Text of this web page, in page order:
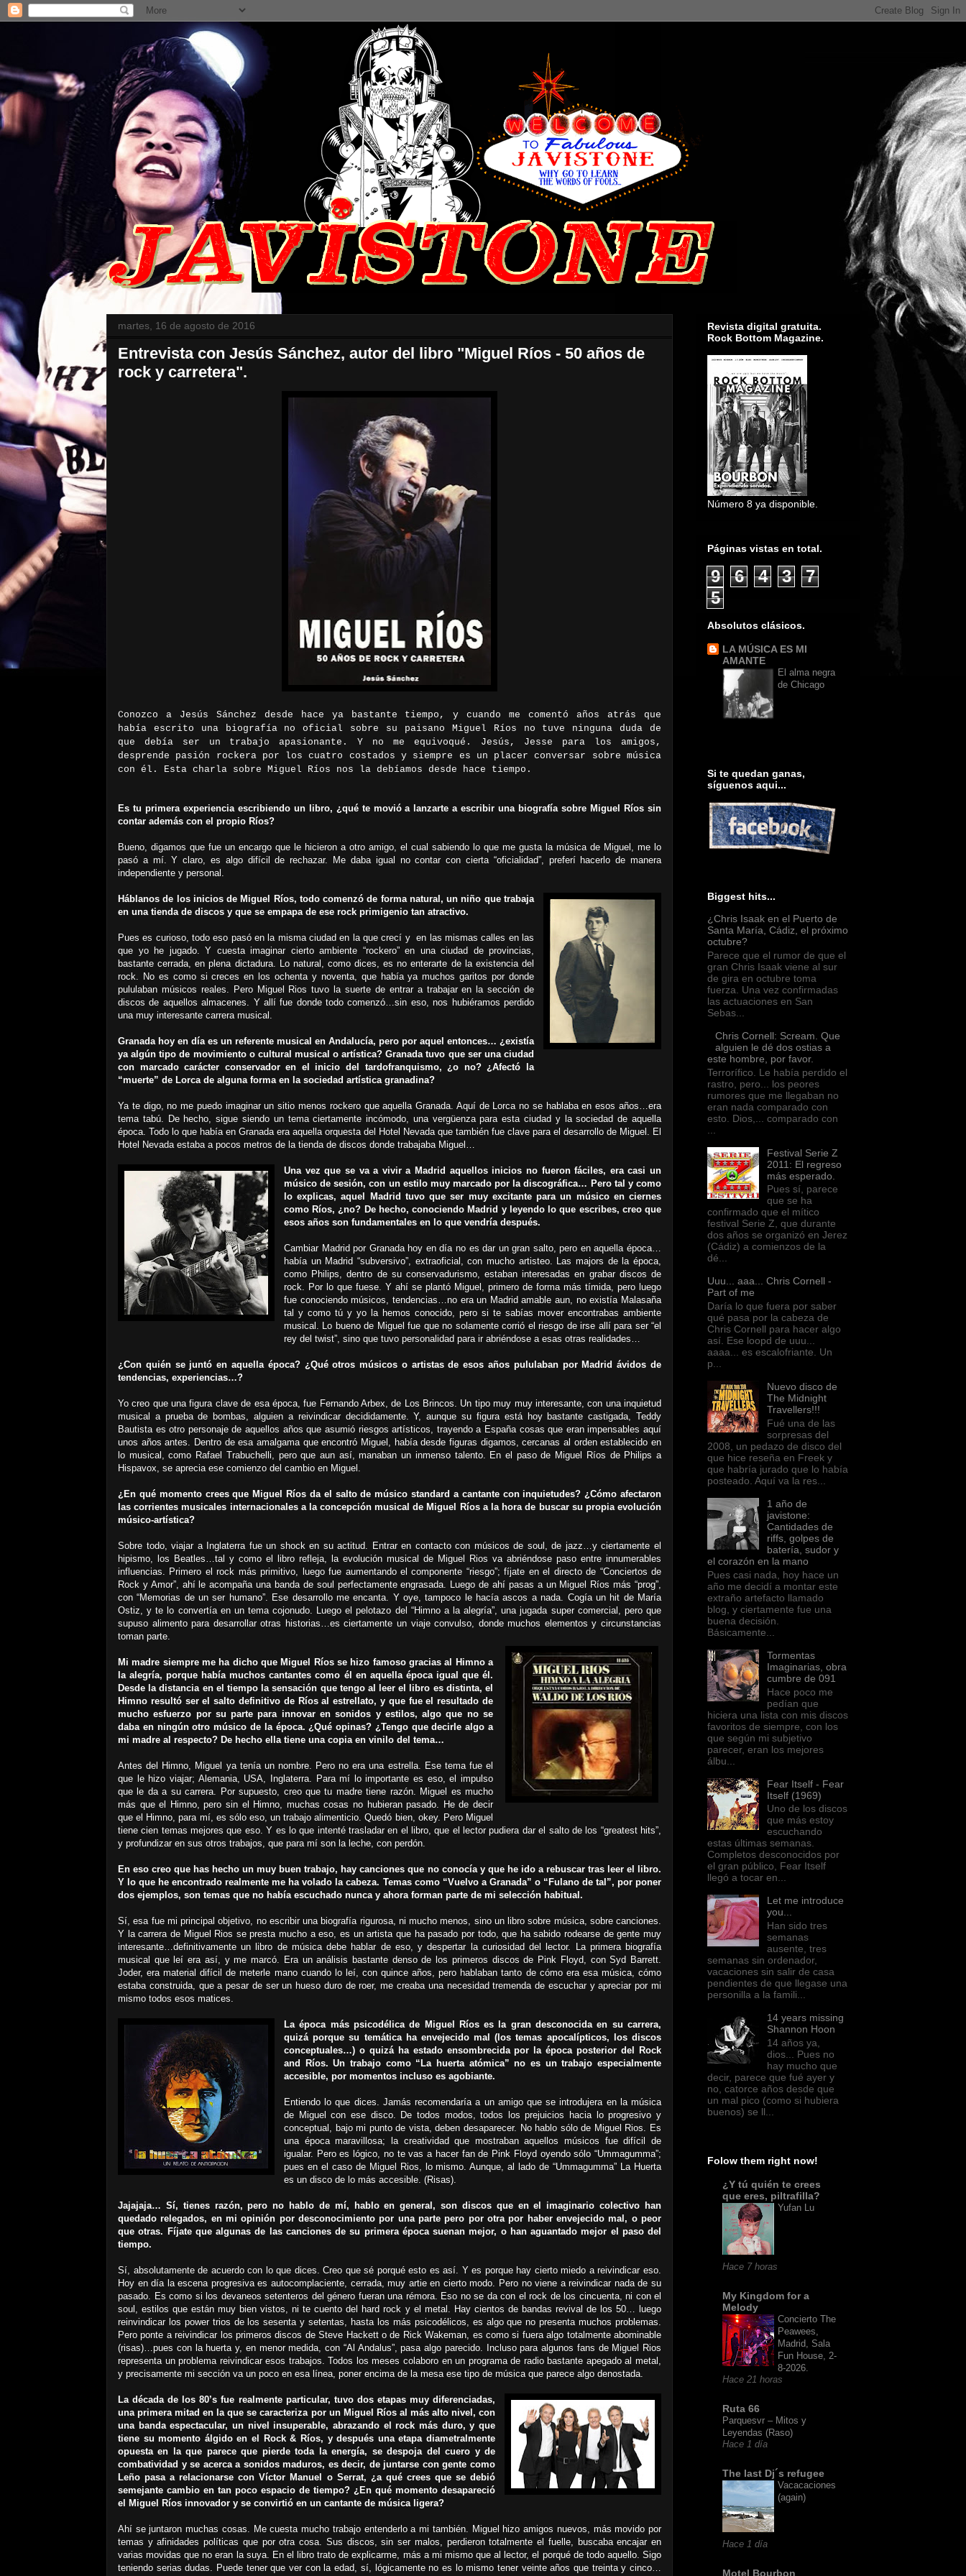
martes, 16 de agosto de 2016
Entrevista con Jesús Sánchez, autor del libro "Miguel Ríos - 50 años de
rock y carretera".
Conozco a Jesús Sánchez desde hace ya bastante tiempo, y cuando me comentó años atrás que
había escrito una biografía no oficial sobre su paisano Miguel Ríos no tuve ninguna duda de
que debía ser un trabajo apasionante. Y no me equivoqué. Jesús, Jesse para los amigos,
desprende pasión rockera por los cuatro costados y siempre es un placer conversar sobre música
con él. Esta charla sobre Miguel Ríos nos la debíamos desde hace tiempo.
Es tu primera experiencia escribiendo un libro, ¿qué te movió a lanzarte a escribir una biografía sobre Miguel Ríos sin
contar además con el propio Ríos?
Bueno, digamos que fue un encargo que le hicieron a otro amigo, el cual sabiendo lo que me gusta la música de Miguel, me lo
pasó a mí. Y claro, es algo difícil de rechazar. Me daba igual no contar con cierta “oficialidad”, preferí hacerlo de manera
independiente y personal.
Háblanos de los inicios de Miguel Ríos, todo comenzó de forma natural, un niño que trabaja
en una tienda de discos y que se empapa de ese rock primigenio tan atractivo.
Pues es curioso, todo eso pasó en la misma ciudad en la que crecí y en las mismas calles en las
que yo he jugado. Y cuesta imaginar cierto ambiente “rockero” en una ciudad de provincias,
bastante cerrada, en plena dictadura. Lo natural, como dices, es no enterarte de la existencia del
rock. No es como si creces en los ochenta y noventa, que había ya muchos garitos por donde
pululaban músicos reales. Pero Miguel Rios tuvo la suerte de entrar a trabajar en la sección de
discos de aquellos almacenes. Y allí fue donde todo comenzó…sin eso, nos hubiéramos perdido
una muy interesante carrera musical.
Granada hoy en día es un referente musical en Andalucía, pero por aquel entonces… ¿existía
ya algún tipo de movimiento o cultural musical o artística? Granada tuvo que ser una ciudad
con marcado carácter conservador en el inicio del tardofranquismo, ¿o no? ¿Afectó la
“muerte” de Lorca de alguna forma en la sociedad artística granadina?
Ya te digo, no me puedo imaginar un sitio menos rockero que aquella Granada. Aquí de Lorca no se hablaba en esos años…era
tema tabú. De hecho, sigue siendo un tema ciertamente incómodo, una vergüenza para esta ciudad y la sociedad de aquella
época. Todo lo que había en Granada era aquella orquesta del Hotel Nevada que también fue clave para el desarrollo de Miguel. El
Hotel Nevada estaba a pocos metros de la tienda de discos donde trabajaba Miguel…
Una vez que se va a vivir a Madrid aquellos inicios no fueron fáciles, era casi un
músico de sesión, con un estilo muy marcado por la discográfica… Pero tal y como
lo explicas, aquel Madrid tuvo que ser muy excitante para un músico en ciernes
como Ríos, ¿no? De hecho, conociendo Madrid y leyendo lo que escribes, creo que
esos años son fundamentales en lo que vendría después.
Cambiar Madrid por Granada hoy en día no es dar un gran salto, pero en aquella época…
había un Madrid “subversivo”, extraoficial, con mucho artisteo. Las majors de la época,
como Philips, dentro de su conservadurismo, estaban interesadas en grabar discos de
rock. Por lo que fuese. Y ahí se plantó Miguel, primero de forma más tímida, pero luego
fue conociendo músicos, tendencias…no era un Madrid amable aun, no existía Malasaña
tal y como tú y yo la hemos conocido, pero si te sabías mover encontrabas ambiente
musical. Lo bueno de Miguel fue que no solamente corrió el riesgo de irse allí para ser “el
rey del twist”, sino que tuvo personalidad para ir abriéndose a esas otras realidades…
¿Con quién se juntó en aquella época? ¿Qué otros músicos o artistas de esos años pululaban por Madrid ávidos de
tendencias, experiencias…?
Yo creo que una figura clave de esa época, fue Fernando Arbex, de Los Brincos. Un tipo muy muy interesante, con una inquietud
musical a prueba de bombas, alguien a reivindicar decididamente. Y, aunque su figura está hoy bastante castigada, Teddy
Bautista es otro personaje de aquellos años que asumió riesgos artísticos, trayendo a España cosas que eran impensables aquí
unos años antes. Dentro de esa amalgama que encontró Miguel, había desde figuras digamos, cercanas al orden establecido en
lo musical, como Rafael Trabuchelli, pero que aun así, manaban un inmenso talento. En el paso de Miguel Ríos de Philips a
Hispavox, se aprecia ese comienzo del cambio en Miguel.
¿En qué momento crees que Miguel Ríos da el salto de músico standard a cantante con inquietudes? ¿Cómo afectaron
las corrientes musicales internacionales a la concepción musical de Miguel Ríos a la hora de buscar su propia evolución
músico-artística?
Sobre todo, viajar a Inglaterra fue un shock en su actitud. Entrar en contacto con músicos de soul, de jazz…y ciertamente el
hipismo, los Beatles…tal y como el libro refleja, la evolución musical de Miguel Rios va abriéndose paso entre innumerables
influencias. Primero el rock más primitivo, luego fue aumentando el componente “riesgo”; fíjate en el directo de “Conciertos de
Rock y Amor”, ahí le acompaña una banda de soul perfectamente engrasada. Luego de ahí pasas a un Miguel Ríos más “prog”,
con “Memorias de un ser humano”. Ese desarrollo me encanta. Y oye, tampoco le hacía ascos a nada. Cogía un hit de María
Ostiz, y te lo convertía en un tema cojonudo. Luego el pelotazo del “Himno a la alegría”, una jugada super comercial, pero que
supuso alimento para desarrollar otras historias…es ciertamente un viaje convulso, donde muchos elementos y circunstancias
toman parte.
Mi madre siempre me ha dicho que Miguel Ríos se hizo famoso gracias al Himno a
la alegría, porque había muchos cantantes como él en aquella época igual que él.
Desde la distancia en el tiempo la sensación que tengo al leer el libro es distinta, el
Himno resultó ser el salto definitivo de Ríos al estrellato, y que fue el resultado de
mucho esfuerzo por su parte para innovar en sonidos y estilos, algo que no se
daba en ningún otro músico de la época. ¿Qué opinas? ¿Tengo que decirle algo a
mi madre al respecto? De hecho ella tiene una copia en vinilo del tema…
Antes del Himno, Miguel ya tenía un nombre. Pero no era una estrella. Ese tema fue el
que le hizo viajar; Alemania, USA, Inglaterra. Para mí lo importante es eso, el impulso
que le da a su carrera. Por supuesto, creo que tu madre tiene razón. Miguel es mucho
más que el Himno, pero sin el Himno, muchas cosas no hubieran pasado. He de decir
que el Himno, para mí, es sólo eso, un trabajo alimenticio. Quedó bien, okey. Pero Miguel
tiene cien temas mejores que eso. Y es lo que intenté trasladar en el libro, que el lector pudiera dar el salto de los “greatest hits”,
y profundizar en sus otros trabajos, que para mí son la leche, con perdón.
En eso creo que has hecho un muy buen trabajo, hay canciones que no conocía y que he ido a rebuscar tras leer el libro.
Y lo que he encontrado realmente me ha volado la cabeza. Temas como “Vuelvo a Granada” o “Fulano de tal”, por poner
dos ejemplos, son temas que no había escuchado nunca y ahora forman parte de mi selección habitual.
Sí, esa fue mi principal objetivo, no escribir una biografía rigurosa, ni mucho menos, sino un libro sobre música, sobre canciones.
Y la carrera de Miguel Rios se presta mucho a eso, es un artista que ha pasado por todo, que ha sabido rodearse de gente muy
interesante…definitivamente un libro de música debe hablar de eso, y despertar la curiosidad del lector. La primera biografía
musical que leí era así, y me marcó. Era un análisis bastante denso de los primeros discos de Pink Floyd, con Syd Barrett.
Joder, era material difícil de meterle mano cuando lo leí, con quince años, pero hablaban tanto de cómo era esa música, cómo
estaba construida, que a pesar de ser un hueso duro de roer, me creaba una necesidad tremenda de escuchar y apreciar por mi
mismo todos esos matices.
La época más psicodélica de Miguel Ríos es la gran desconocida en su carrera,
quizá porque su temática ha envejecido mal (los temas apocalípticos, los discos
conceptuales…) o quizá ha estado ensombrecida por la época posterior del Rock
and Ríos. Un trabajo como “La huerta atómica” no es un trabajo especialmente
accesible, por momentos incluso es agobiante.
Entiendo lo que dices. Jamás recomendaría a un amigo que se introdujera en la música
de Miguel con ese disco. De todos modos, todos los prejuicios hacia lo progresivo y
conceptual, bajo mi punto de vista, deben desaparecer. No hablo sólo de Miguel Rios. Es
una época maravillosa; la creatividad que mostraban aquellos músicos fue difícil de
igualar. Pero es lógico, no te vas a hacer fan de Pink Floyd oyendo sólo “Ummagumma”;
pues en el caso de Miguel Rios, lo mismo. Aunque, al lado de “Ummagumma” La Huerta
es un disco de lo más accesible. (Risas).
Jajajaja… Sí, tienes razón, pero no hablo de mí, hablo en general, son discos que en el imaginario colectivo han
quedado relegados, en mi opinión por desconocimiento por una parte pero por otra por haber envejecido mal, o peor
que otras. Fíjate que algunas de las canciones de su primera época suenan mejor, o han aguantado mejor el paso del
tiempo.
Sí, absolutamente de acuerdo con lo que dices. Creo que sé porqué esto es así. Y es porque hay cierto miedo a reivindicar eso.
Hoy en día la escena progresiva es autocomplaciente, cerrada, muy artie en cierto modo. Pero no viene a reivindicar nada de su
pasado. Es como si los devaneos setenteros del género fueran una rémora. Eso no se da con el rock de los cincuenta, ni con el
soul, estilos que están muy bien vistos, ni te cuento del hard rock y el metal. Hay cientos de bandas revival de los 50… luego
reinvindicar los power trios de los sesenta y setentas, hasta los más psicodélicos, es algo que no presenta muchos problemas.
Pero ponte a reivindicar los primeros discos de Steve Hackett o de Rick Wakeman, es como si fuera algo totalmente abominable
(risas)…pues con la huerta y, en menor medida, con “Al Andalus”, pasa algo parecido. Incluso para algunos fans de Miguel Rios
representa un problema reivindicar esos trabajos. Todos los meses colaboro en un programa de radio bastante apegado al metal,
y precisamente mi sección va un poco en esa línea, poner encima de la mesa ese tipo de música que parece algo denostada.
La década de los 80’s fue realmente particular, tuvo dos etapas muy diferenciadas,
una primera mitad en la que se caracteriza por un Miguel Ríos al más alto nivel, con
una banda espectacular, un nivel insuperable, abrazando el rock más duro, y que
tiene su momento álgido en el Rock & Ríos, y después una etapa diametralmente
opuesta en la que parece que pierde toda la energía, se despoja del cuero y de
combatividad y se acerca a sonidos maduros, es decir, de juntarse con gente como
Leño pasa a relacionarse con Víctor Manuel o Serrat, ¿a qué crees que se debió
semejante cambio en tan poco espacio de tiempo? ¿En qué momento desapareció
el Miguel Ríos innovador y se convirtió en un cantante de música ligera?
Ahí se juntaron muchas cosas. Me cuesta mucho trabajo entenderlo a mi también. Miguel hizo amigos nuevos, más movido por
temas y afinidades políticas que por otra cosa. Sus discos, sin ser malos, perdieron totalmente el fuelle, buscaba encajar en
varias movidas que no eran la suya. En el libro trato de explicarme, más a mi mismo que al lector, el porqué de todo aquello. Sigo
teniendo serias dudas. Puede tener que ver con la edad, sí, lógicamente no es lo mismo tener veinte años que treinta y cinco…
Revista digital gratuita.
Rock Bottom Magazine.
Número 8 ya disponible.
Páginas vistas en total.
9 6 4 3
7
5
Absolutos clásicos.
LA MÚSICA ES MI
AMANTE
El alma negra
de Chicago
Si te quedan ganas,
síguenos aqui...
Biggest hits...
¿Chris Isaak en el Puerto de
Santa María, Cádiz, el próximo
octubre?
Parece que el rumor de que el
gran Chris Isaak viene al sur
de gira en octubre toma
fuerza. Una vez confirmadas
las actuaciones en San
Sebas...
Chris Cornell: Scream. Que
alguien le dé dos ostias a
este hombre, por favor.
Terrorífico. Le había perdido el
rastro, pero... los peores
rumores que me llegaban no
eran nada comparado con
esto. Dios,... comparado con
Festival Serie Z
2011: El regreso
más esperado.
Pues sí, parece
que se ha
confirmado que el mítico
festival Serie Z, que durante
dos años se organizó en Jerez
(Cádiz) a comienzos de la
dé...
Uuu... aaa... Chris Cornell -
Part of me
Daría lo que fuera por saber
qué pasa por la cabeza de
Chris Cornell para hacer algo
así. Ese loopd de uuu...
aaaa... es escalofriante. Un
p...
Nuevo disco de
The Midnight
Travellers!!!
Fué una de las
sorpresas del
2008, un pedazo de disco del
que hice reseña en Freek y
que habría jurado que lo había
posteado. Aquí va la res...
1 año de
javistone:
Cantidades de
riffs, golpes de
batería, sudor y
el corazón en la mano
Pues casi nada, hoy hace un
año me decidí a montar este
extraño artefacto llamado
blog, y ciertamente fue una
buena decisión.
Básicamente...
Tormentas
Imaginarias, obra
cumbre de 091
Hace poco me
pedían que
hiciera una lista con mis discos
favoritos de siempre, con los
que según mi subjetivo
parecer, eran los mejores
álbu...
Fear Itself - Fear
Itself (1969)
Uno de los discos
que más estoy
escuchando
estas últimas semanas.
Completos desconocidos por
el gran público, Fear Itself
llegó a tocar en...
Let me introduce
you...
Han sido tres
semanas
ausente, tres
semanas sin ordenador,
vacaciones sin salir de casa
pendientes de que llegase una
personilla a la famili...
14 years missing
Shannon Hoon
14 años ya,
dios... Pues no
hay mucho que
decir, parece que fué ayer y
no, catorce años desde que
un mal pico (como si hubiera
buenos) se ll...
Folow them right now!
¿Y tú quién te crees
que eres, piltrafilla?
Yufan Lu
Hace 7 horas
My Kingdom for a
Melody
Concierto The
Peawees,
Madrid, Sala
Fun House, 2-
8-2026.
Hace 21 horas
Ruta 66
Parquesvr – Mitos y
Leyendas (Raso)
Hace 1 día
The last Dj´s refugee
Vacacaciones
(again)
Hace 1 día
Motel Bourbon